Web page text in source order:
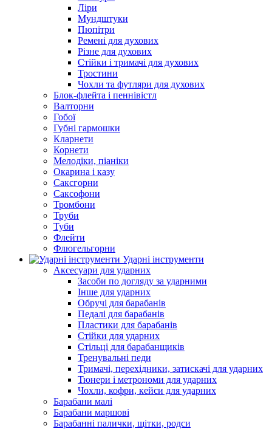
Ліри
Мундштуки
Пюпітри
Ремені для духових
Різне для духових
Стійки і тримачі для духових
Тростини
Чохли та футляри для духових
Блок-флейта і пеннівістл
Валторни
Гобої
Губні гармошки
Кларнети
Корнети
Мелодіки, піаніки
Окарина і казу
Саксгорни
Саксофони
Тромбони
Труби
Туби
Флейти
Флюгельгорни
Ударні інструменти
Аксесуари для ударних
Засоби по догляду за ударними
Інше для ударних
Обручі для барабанів
Педалі для барабанів
Пластики для барабанів
Стійки для ударних
Стільці для барабанщиків
Тренувальні педи
Тримачі, перехідники, затискачі для ударних
Тюнери і метрономи для ударних
Чохли, кофри, кейси для ударних
Барабани малі
Барабани маршові
Барабанні палички, щітки, родси